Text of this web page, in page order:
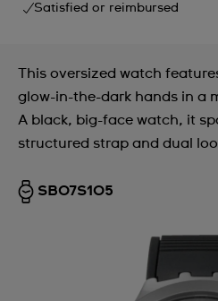
Satisfied or reimbursed
This oversized watch
glow-in-the-dark hands in a
A black, big-face watch, it
structured strap and dual
SB07S105